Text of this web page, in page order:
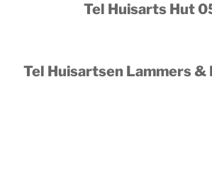
Tel Huisarts Hut
Tel Huisartsen Lammers